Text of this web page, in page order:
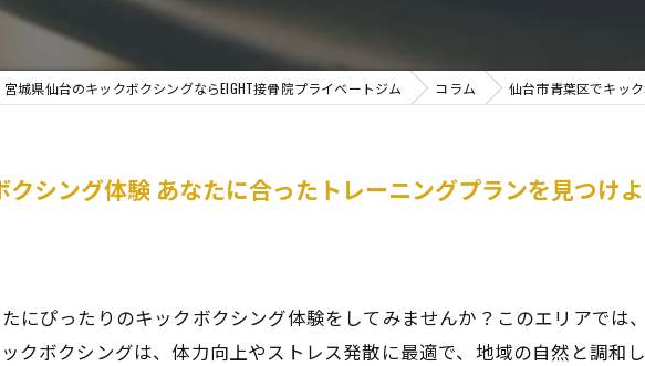
宮城県仙台のキックボクシングならEIGHT接骨院プライベートジム コラム 仙台市青葉区でキッ
シング体験 あなたに合ったトレーニングプランを見つけ
にぴったりのキックボクシング体験をしてみませんか？このエリアでは
クボクシングは、体力向上やストレス発散に最適で、地域の自然と調和